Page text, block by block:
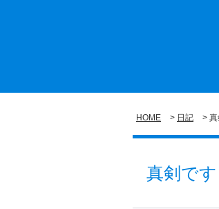
HOME 日記 真
真剣です